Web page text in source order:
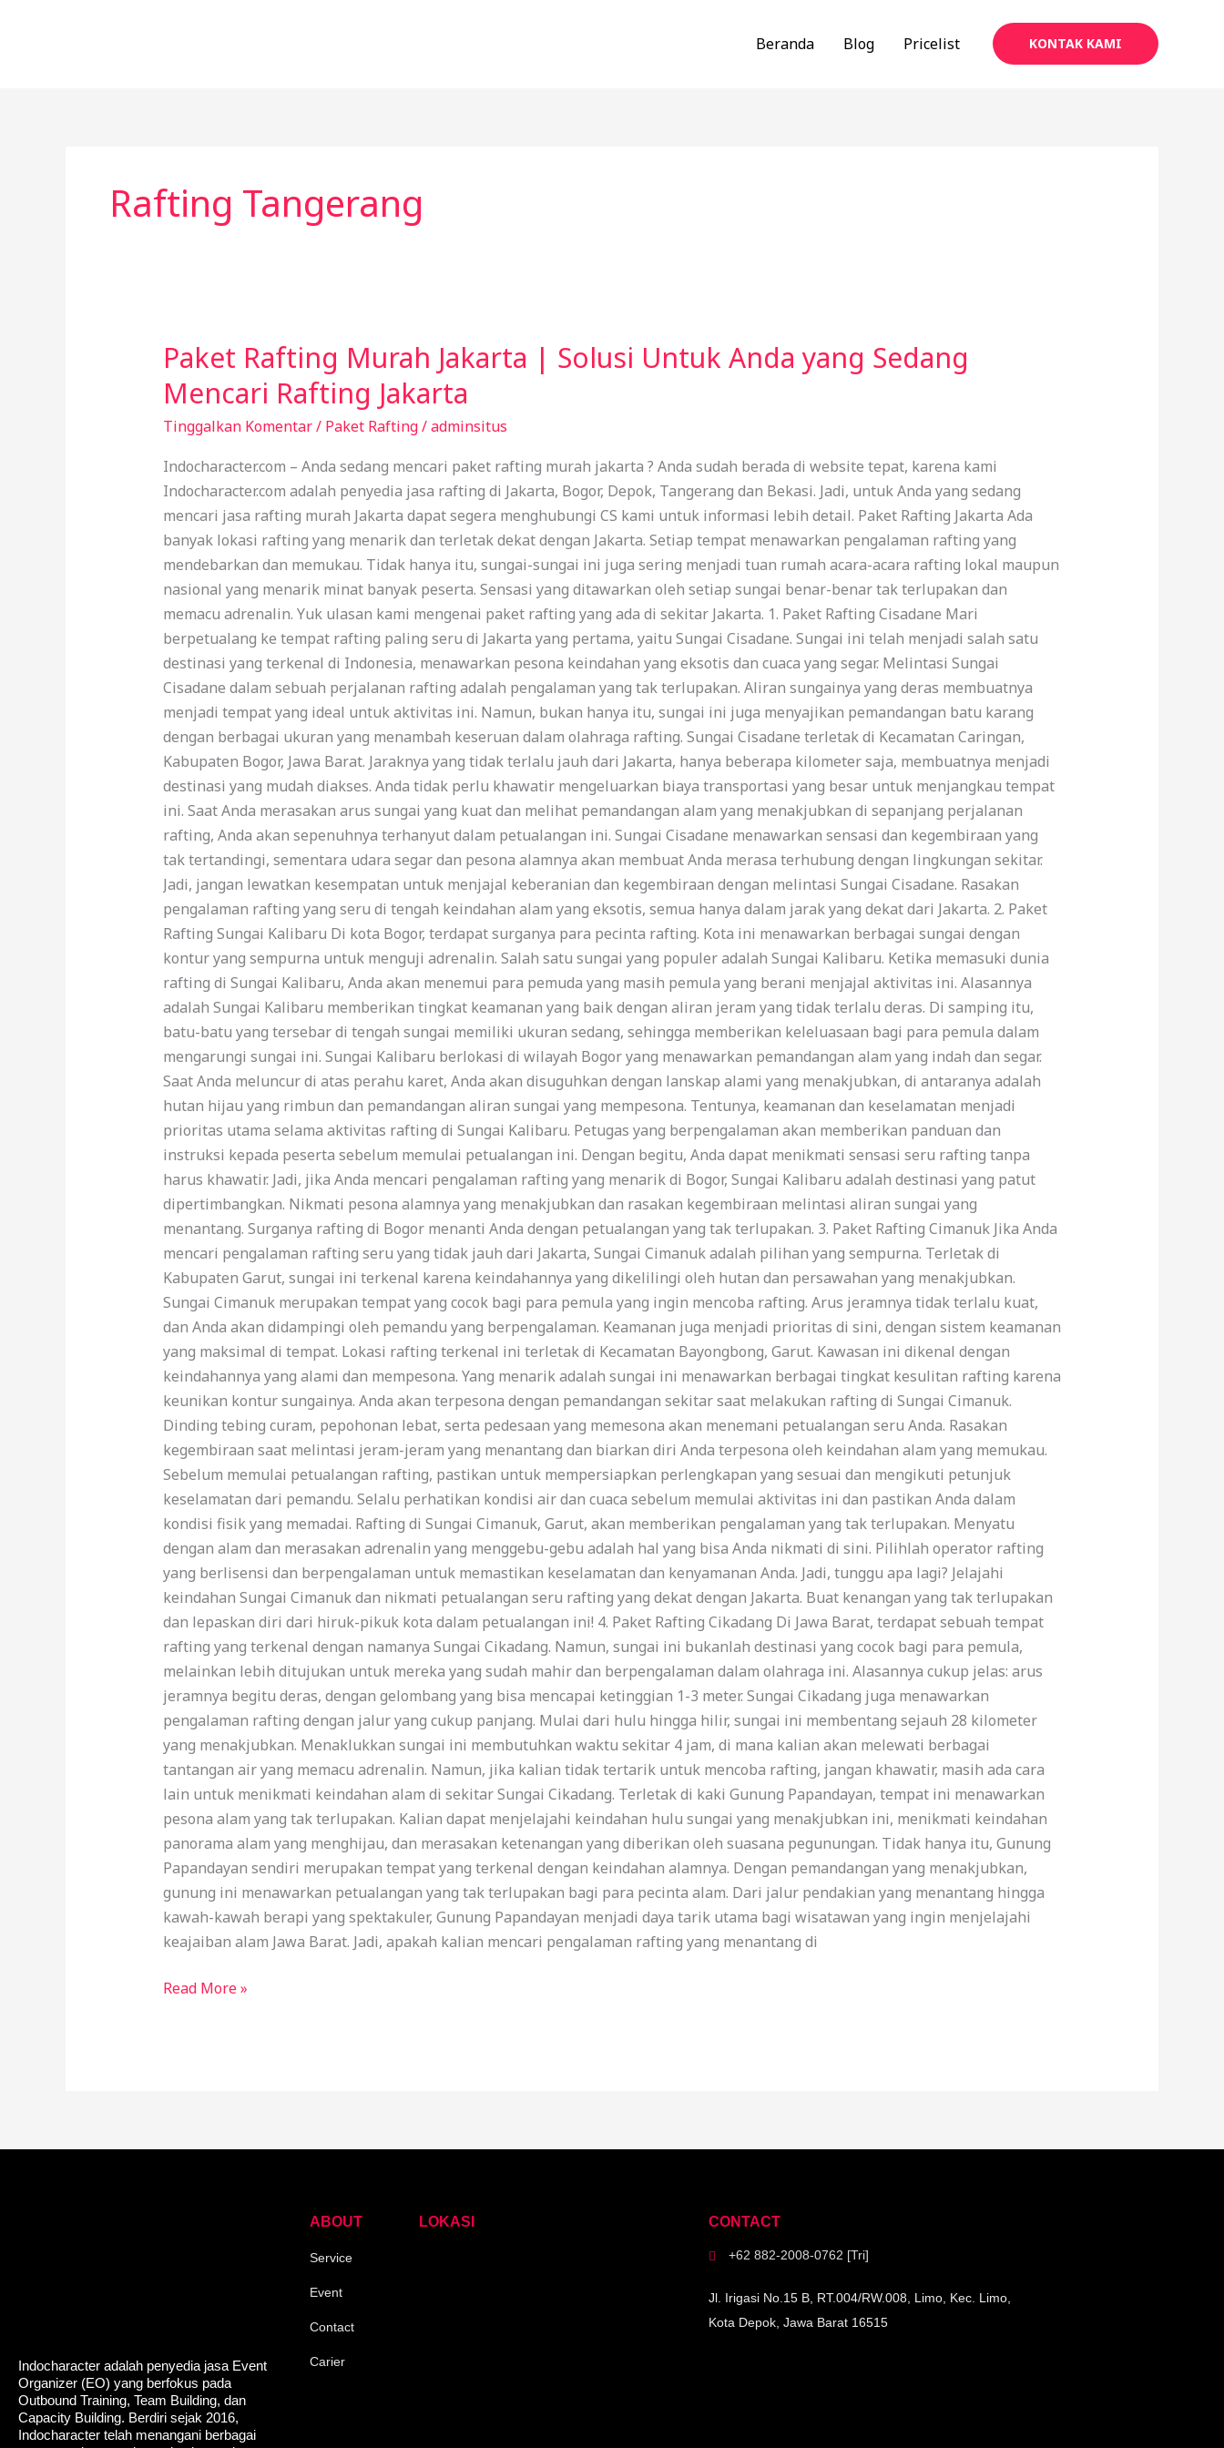
Beranda Blog Pricelist KONTAK KAMI
Rafting Tangerang
Paket Rafting Murah Jakarta | Solusi Untuk Anda yang Sedang
Mencari Rafting Jakarta
Tinggalkan Komentar/ Paket Rafting/adminsitus
Indocharacter.com – Anda sedang mencari paket rafting murah jakarta ? Anda sudah berada di website tepat, karena kami
Indocharacter.com adalah penyedia jasa rafting di Jakarta, Bogor, Depok, Tangerang dan Bekasi. Jadi, untuk Anda yang sedang
mencari jasa rafting murah Jakarta dapat segera menghubungi CS kami untuk informasi lebih detail. Paket Rafting Jakarta Ada
banyak lokasi rafting yang menarik dan terletak dekat dengan Jakarta. Setiap tempat menawarkan pengalaman rafting yang
mendebarkan dan memukau. Tidak hanya itu, sungai-sungai ini juga sering menjadi tuan rumah acara-acara rafting lokal maupun
nasional yang menarik minat banyak peserta. Sensasi yang ditawarkan oleh setiap sungai benar-benar tak terlupakan dan
memacu adrenalin. Yuk ulasan kami mengenai paket rafting yang ada di sekitar Jakarta. 1. Paket Rafting Cisadane Mari
berpetualang ke tempat rafting paling seru di Jakarta yang pertama, yaitu Sungai Cisadane. Sungai ini telah menjadi salah satu
destinasi yang terkenal di Indonesia, menawarkan pesona keindahan yang eksotis dan cuaca yang segar. Melintasi Sungai
Cisadane dalam sebuah perjalanan rafting adalah pengalaman yang tak terlupakan. Aliran sungainya yang deras membuatnya
menjadi tempat yang ideal untuk aktivitas ini. Namun, bukan hanya itu, sungai ini juga menyajikan pemandangan batu karang
dengan berbagai ukuran yang menambah keseruan dalam olahraga rafting. Sungai Cisadane terletak di Kecamatan Caringan,
Kabupaten Bogor, Jawa Barat. Jaraknya yang tidak terlalu jauh dari Jakarta, hanya beberapa kilometer saja, membuatnya menjadi
destinasi yang mudah diakses. Anda tidak perlu khawatir mengeluarkan biaya transportasi yang besar untuk menjangkau tempat
ini. Saat Anda merasakan arus sungai yang kuat dan melihat pemandangan alam yang menakjubkan di sepanjang perjalanan
rafting, Anda akan sepenuhnya terhanyut dalam petualangan ini. Sungai Cisadane menawarkan sensasi dan kegembiraan yang
tak tertandingi, sementara udara segar dan pesona alamnya akan membuat Anda merasa terhubung dengan lingkungan sekitar.
Jadi, jangan lewatkan kesempatan untuk menjajal keberanian dan kegembiraan dengan melintasi Sungai Cisadane. Rasakan
pengalaman rafting yang seru di tengah keindahan alam yang eksotis, semua hanya dalam jarak yang dekat dari Jakarta. 2. Paket
Rafting Sungai Kalibaru Di kota Bogor, terdapat surganya para pecinta rafting. Kota ini menawarkan berbagai sungai dengan
kontur yang sempurna untuk menguji adrenalin. Salah satu sungai yang populer adalah Sungai Kalibaru. Ketika memasuki dunia
rafting di Sungai Kalibaru, Anda akan menemui para pemuda yang masih pemula yang berani menjajal aktivitas ini. Alasannya
adalah Sungai Kalibaru memberikan tingkat keamanan yang baik dengan aliran jeram yang tidak terlalu deras. Di samping itu,
batu-batu yang tersebar di tengah sungai memiliki ukuran sedang, sehingga memberikan keleluasaan bagi para pemula dalam
mengarungi sungai ini. Sungai Kalibaru berlokasi di wilayah Bogor yang menawarkan pemandangan alam yang indah dan segar.
Saat Anda meluncur di atas perahu karet, Anda akan disuguhkan dengan lanskap alami yang menakjubkan, di antaranya adalah
hutan hijau yang rimbun dan pemandangan aliran sungai yang mempesona. Tentunya, keamanan dan keselamatan menjadi
prioritas utama selama aktivitas rafting di Sungai Kalibaru. Petugas yang berpengalaman akan memberikan panduan dan
instruksi kepada peserta sebelum memulai petualangan ini. Dengan begitu, Anda dapat menikmati sensasi seru rafting tanpa
harus khawatir. Jadi, jika Anda mencari pengalaman rafting yang menarik di Bogor, Sungai Kalibaru adalah destinasi yang patut
dipertimbangkan. Nikmati pesona alamnya yang menakjubkan dan rasakan kegembiraan melintasi aliran sungai yang
menantang. Surganya rafting di Bogor menanti Anda dengan petualangan yang tak terlupakan. 3. Paket Rafting Cimanuk Jika Anda
mencari pengalaman rafting seru yang tidak jauh dari Jakarta, Sungai Cimanuk adalah pilihan yang sempurna. Terletak di
Kabupaten Garut, sungai ini terkenal karena keindahannya yang dikelilingi oleh hutan dan persawahan yang menakjubkan.
Sungai Cimanuk merupakan tempat yang cocok bagi para pemula yang ingin mencoba rafting. Arus jeramnya tidak terlalu kuat,
dan Anda akan didampingi oleh pemandu yang berpengalaman. Keamanan juga menjadi prioritas di sini, dengan sistem keamanan
yang maksimal di tempat. Lokasi rafting terkenal ini terletak di Kecamatan Bayongbong, Garut. Kawasan ini dikenal dengan
keindahannya yang alami dan mempesona. Yang menarik adalah sungai ini menawarkan berbagai tingkat kesulitan rafting karena
keunikan kontur sungainya. Anda akan terpesona dengan pemandangan sekitar saat melakukan rafting di Sungai Cimanuk.
Dinding tebing curam, pepohonan lebat, serta pedesaan yang memesona akan menemani petualangan seru Anda. Rasakan
kegembiraan saat melintasi jeram-jeram yang menantang dan biarkan diri Anda terpesona oleh keindahan alam yang memukau.
Sebelum memulai petualangan rafting, pastikan untuk mempersiapkan perlengkapan yang sesuai dan mengikuti petunjuk
keselamatan dari pemandu. Selalu perhatikan kondisi air dan cuaca sebelum memulai aktivitas ini dan pastikan Anda dalam
kondisi fisik yang memadai. Rafting di Sungai Cimanuk, Garut, akan memberikan pengalaman yang tak terlupakan. Menyatu
dengan alam dan merasakan adrenalin yang menggebu-gebu adalah hal yang bisa Anda nikmati di sini. Pilihlah operator rafting
yang berlisensi dan berpengalaman untuk memastikan keselamatan dan kenyamanan Anda. Jadi, tunggu apa lagi? Jelajahi
keindahan Sungai Cimanuk dan nikmati petualangan seru rafting yang dekat dengan Jakarta. Buat kenangan yang tak terlupakan
dan lepaskan diri dari hiruk-pikuk kota dalam petualangan ini! 4. Paket Rafting Cikadang Di Jawa Barat, terdapat sebuah tempat
rafting yang terkenal dengan namanya Sungai Cikadang. Namun, sungai ini bukanlah destinasi yang cocok bagi para pemula,
melainkan lebih ditujukan untuk mereka yang sudah mahir dan berpengalaman dalam olahraga ini. Alasannya cukup jelas: arus
jeramnya begitu deras, dengan gelombang yang bisa mencapai ketinggian 1-3 meter. Sungai Cikadang juga menawarkan
pengalaman rafting dengan jalur yang cukup panjang. Mulai dari hulu hingga hilir, sungai ini membentang sejauh 28 kilometer
yang menakjubkan. Menaklukkan sungai ini membutuhkan waktu sekitar 4 jam, di mana kalian akan melewati berbagai
tantangan air yang memacu adrenalin. Namun, jika kalian tidak tertarik untuk mencoba rafting, jangan khawatir, masih ada cara
lain untuk menikmati keindahan alam di sekitar Sungai Cikadang. Terletak di kaki Gunung Papandayan, tempat ini menawarkan
pesona alam yang tak terlupakan. Kalian dapat menjelajahi keindahan hulu sungai yang menakjubkan ini, menikmati keindahan
panorama alam yang menghijau, dan merasakan ketenangan yang diberikan oleh suasana pegunungan. Tidak hanya itu, Gunung
Papandayan sendiri merupakan tempat yang terkenal dengan keindahan alamnya. Dengan pemandangan yang menakjubkan,
gunung ini menawarkan petualangan yang tak terlupakan bagi para pecinta alam. Dari jalur pendakian yang menantang hingga
kawah-kawah berapi yang spektakuler, Gunung Papandayan menjadi daya tarik utama bagi wisatawan yang ingin menjelajahi
keajaiban alam Jawa Barat. Jadi, apakah kalian mencari pengalaman rafting yang menantang di
Paket
Murah
Jakarta
Solusi
Untuk
Anda
yang
Sedang
Mencari
Rafting
Jakarta
Read More »
Indocharacter adalah penyedia jasa Event
Organizer (EO) yang berfokus pada
Outbound Training, Team Building, dan
Capacity Building. Berdiri sejak 2016,
Indocharacter telah menangani berbagai
ABOUT
Service
Event
Contact
Carier
LOKASI CONTACT
+62 882-2008-0762 [Tri]
Jl. Irigasi No.15 B, RT.004/RW.008, Limo, Kec. Limo,
Kota Depok, Jawa Barat 16515